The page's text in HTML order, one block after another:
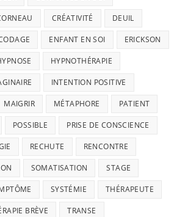
CRÉATIVITÉ DEUIL
ENFANT EN SOI ERICKSON
HYPNOTHÉRAPIE
INTENTION POSITIVE
MAIGRIR MÉTAPHORE PATIENT
POSSIBLE PRISE DE CONSCIENCE
RECHUTE RENCONTRE
SOMATISATION STAGE
SYSTÉMIE THÉRAPEUTE
BRÈVE TRANSE